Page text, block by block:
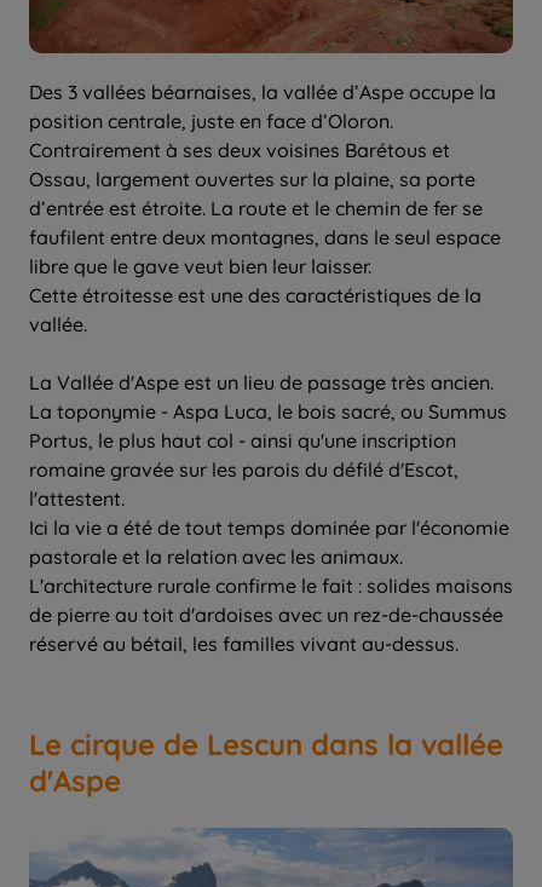
Des 3 vallées béarnaises, la vallée d’Aspe occupe la
position centrale, juste en face d’Oloron.
Contrairement à ses deux voisines Barétous et
Ossau, largement ouvertes sur la plaine, sa porte
d’entrée est étroite. La route et le chemin de fer se
faufilent entre deux montagnes, dans le seul espace
libre que le gave veut bien leur laisser.
Cette étroitesse est une des caractéristiques de la
vallée.
La Vallée d'Aspe est un lieu de passage très ancien.
La toponymie - Aspa Luca, le bois sacré, ou Summus
Portus, le plus haut col - ainsi qu'une inscription
romaine gravée sur les parois du défilé d'Escot,
l'attestent.
Ici la vie a été de tout temps dominée par l'économie
pastorale et la relation avec les animaux.
L'architecture rurale confirme le fait : solides maisons
de pierre au toit d'ardoises avec un rez-de-chaussée
réservé au bétail, les familles vivant au-dessus.
Le cirque de Lescun dans la vallée
d'Aspe